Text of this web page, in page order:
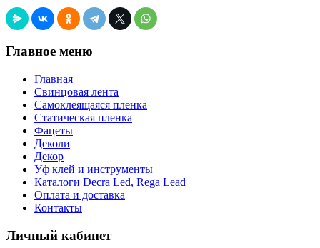
Главное меню
Главная
Свинцовая лента
Самоклеящаяся пленка
Статическая пленка
Фацеты
Деколи
Декор
Уф клей и инструменты
Каталоги Decra Led, Rega Lead
Оплата и доставка
Контакты
Личный кабинет